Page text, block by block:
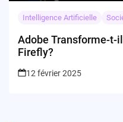
Intelligence Artificielle
Adobe Transforme-t-
Firefly?
12 février 2025